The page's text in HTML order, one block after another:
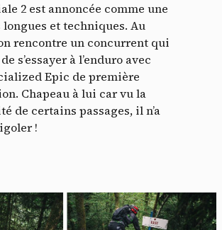
2 est annoncée comme une
longues et techniques. Au
rencontre un concurrent qui
s’essayer à l’enduro avec
Epic de première
Chapeau à lui car vu la
de certains passages, il n’a
!